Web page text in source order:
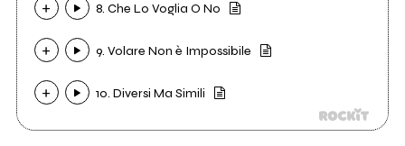
8. Che Lo Voglia O No
9. Volare Non è Impossibile
10. Diversi Ma Simili